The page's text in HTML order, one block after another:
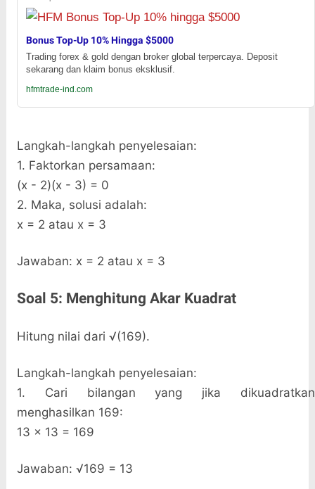
Bonus Top-Up 10% Hingga $5000
Trading forex & gold dengan broker global terpercaya. Deposit
sekarang dan klaim bonus eksklusif.
hfmtrade-ind.com
Langkah-langkah penyelesaian:
1. Faktorkan persamaan:
(x - 2)(x - 3) = 0
2. Maka, solusi adalah:
x = 2 atau x = 3
Jawaban: x = 2 atau x = 3
Soal 5: Menghitung Akar Kuadrat
Hitung nilai dari √(169).
Langkah-langkah penyelesaian:
1. Cari bilangan yang jika dikuadratkan
menghasilkan 169:
13 × 13 = 169
Jawaban: √169 = 13